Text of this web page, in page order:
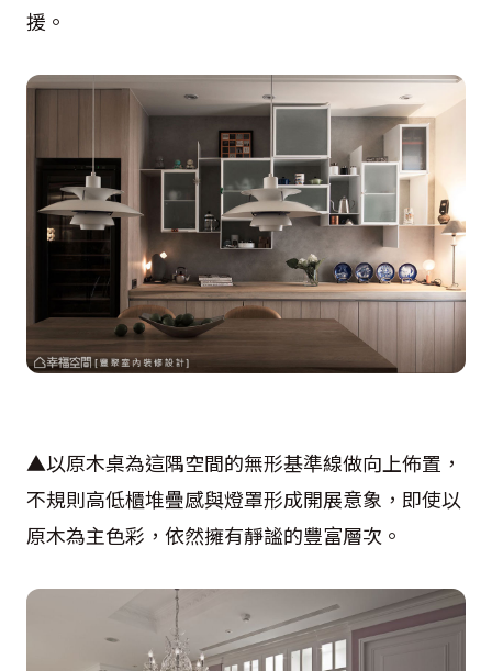
援。
▲以原木桌為這隅空間的無形基準線做向上佈置，
不規則高低櫃堆疊感與燈罩形成開展意象，即使以
原木為主色彩，依然擁有靜謐的豐富層次。